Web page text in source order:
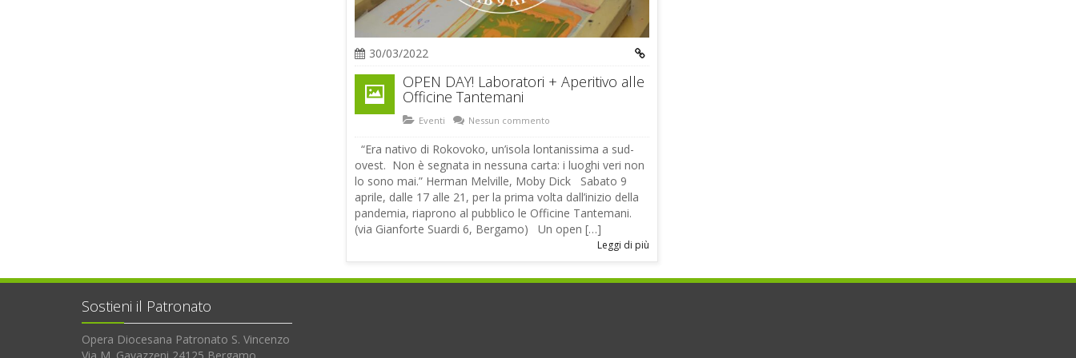
30/03/2022
OPEN DAY! Laboratori + Aperitivo alle
Officine Tantemani
Eventi Nessun commento
“Era nativo di Rokovoko, un’isola lontanissima a sud-
ovest. Non è segnata in nessuna carta: i luoghi veri non
lo sono mai.” Herman Melville, Moby Dick Sabato 9
aprile, dalle 17 alle 21, per la prima volta dall’inizio della
pandemia, riaprono al pubblico le Officine Tantemani.
(via Gianforte Suardi 6, Bergamo) Un open […]
Leggi di più
Sostieni il Patronato
Opera Diocesana Patronato S. Vincenzo
Via M. Gavazzeni 24125 Bergamo